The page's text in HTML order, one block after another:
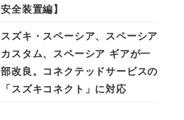
安全装置編】
スズキ・スペーシア、スペーシア
カスタム、スペーシア ギアが一
部改良。コネクテッドサービスの
「スズキコネクト」に対応